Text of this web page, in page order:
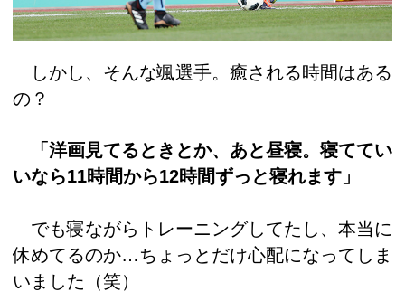
しかし、そんな颯選手。癒される時間はある
の？
「洋画見てるときとか、あと昼寝。寝ててい
いなら11時間から12時間ずっと寝れます」
でも寝ながらトレーニングしてたし、本当に
休めてるのか…ちょっとだけ心配になってしま
いました（笑）